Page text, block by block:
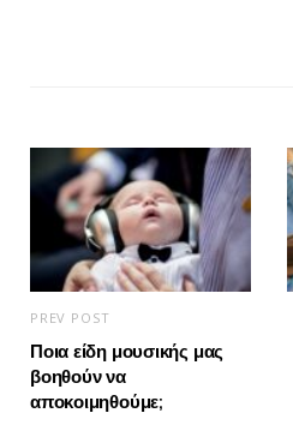
PREV POST
Ποια είδη μουσικής μας
βοηθούν να
αποκοιμηθούμε;